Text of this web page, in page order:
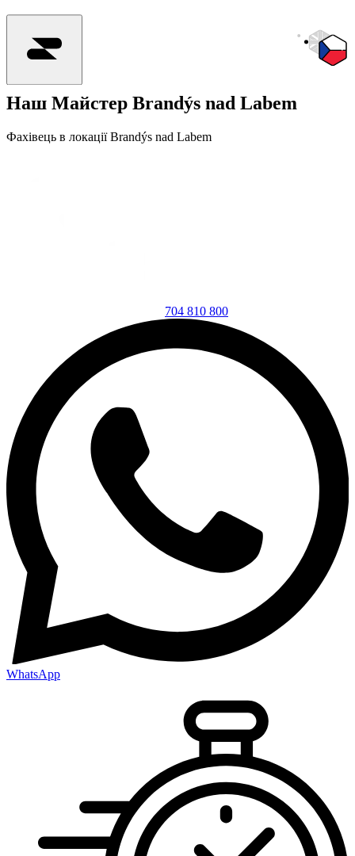
Наш Mайстер Brandýs nad Labem
Фахівець в локації Brandýs nad Labem
704 810 800
WhatsApp